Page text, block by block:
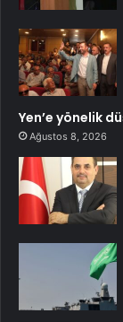
Yen’e yönelik
Ağustos 8, 2026